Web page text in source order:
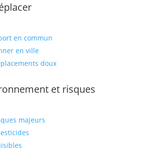
en commun
en ville
doux
et risques
majeurs